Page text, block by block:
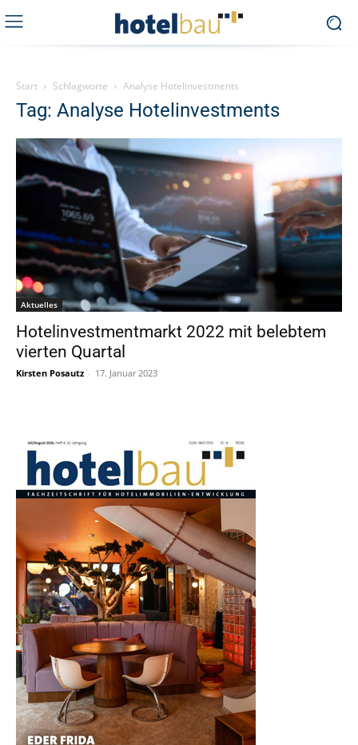
Start Schlagworte Analyse Hotelinvestments
Tag: Analyse Hotelinvestments
Aktuelles
Hotelinvestmentmarkt 2022 mit belebtem
vierten Quartal
Kirsten Posautz - 17. Januar 2023